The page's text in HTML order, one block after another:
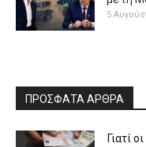
5
ΠΡΟΣΦΑΤΑ ΑΡΘΡΑ
Γιατί